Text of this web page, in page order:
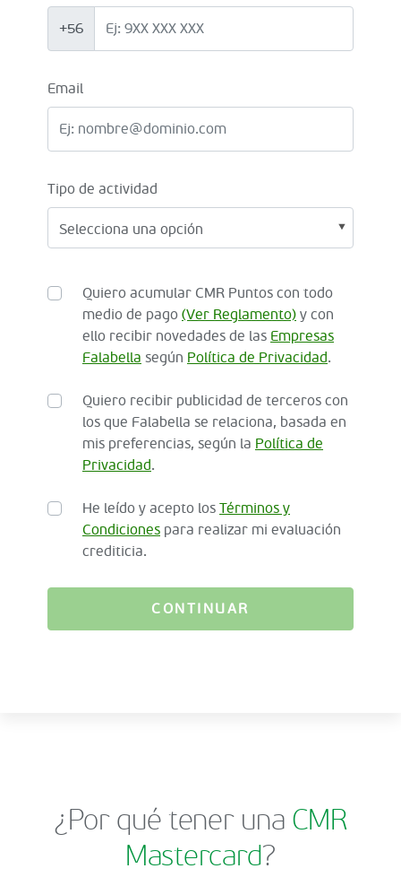
+56
Email
Tipo de actividad
Quiero acumular CMR Puntos con todo
medio de pago (Ver Reglamento) y con
ello recibir novedades de las Empresas
Falabella según Política de Privacidad.
Quiero recibir publicidad de terceros con
los que Falabella se relaciona, basada en
mis preferencias, según la Política de
Privacidad.
He leído y acepto los Términos y
Condiciones para realizar mi evaluación
crediticia.
CONTINUAR
¿Por qué tener una CMR
Mastercard?